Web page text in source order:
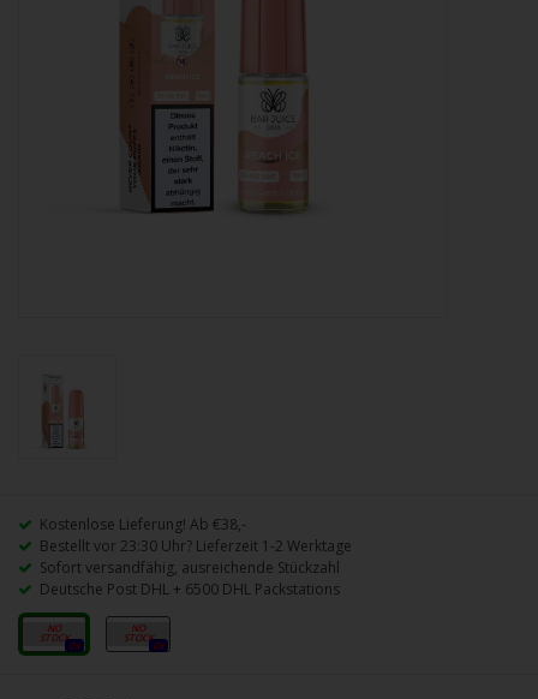
Kostenlose Lieferung! Ab €38,-
Bestellt vor 23:30 Uhr? Lieferzeit 1-2 Werktage
Sofort versandfähig, ausreichende Stückzahl
Deutsche Post DHL + 6500 DHL Packstations
10 mg
0x
20 mg
0x